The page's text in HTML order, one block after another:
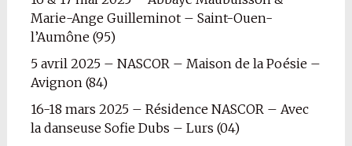
Marie-Ange Guilleminot – Saint-Ouen-
l’Aumône (95)
5 avril 2025 – NASCOR – Maison de la Poésie –
Avignon (84)
16-18 mars 2025 – Résidence NASCOR – Avec
la danseuse Sofie Dubs – Lurs (04)